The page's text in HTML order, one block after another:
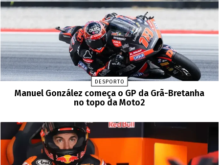
DESPORTO
Manuel González começa o GP da Grã-Bretanha
no topo da Moto2